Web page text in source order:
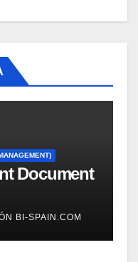
Document
BI-SPAIN.COM